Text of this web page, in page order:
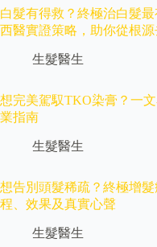
白髮有得救？終極治白髮
西醫實證策略，助你從根
生髮醫生
想完美駕馭TKO染膏？一
業指南
生髮醫生
想告別頭髮稀疏？終極增
程、效果及真實心聲
生髮醫生